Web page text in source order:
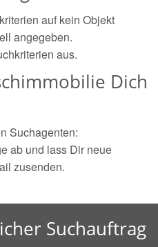
auf kein Objekt
angegeben.
aus.
Dich
Suchagenten:
ab und lass Dir neue
zusenden.
Suchauftrag